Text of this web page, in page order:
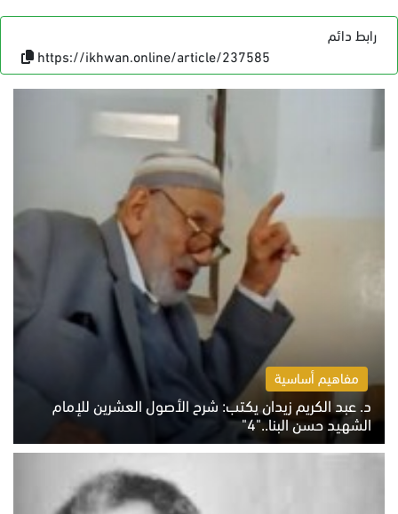
رابط دائم
https://ikhwan.online/article/237585
مفاهيم أساسية
د. عبد الكريم زيدان يكتب: شرح الأصول العشرين للإمام
الشهيد حسن البنا.."4"
الخميس 6 أغسطس 2026 10:27 ص